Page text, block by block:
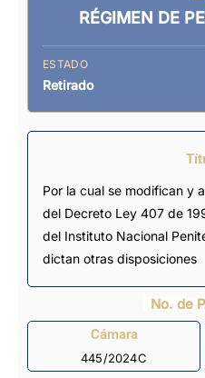
RÉGIMEN DE
ESTADO
Retirado
Por la cual se modifican y
del Decreto Ley 407 de
del Instituto Nacional
dictan otras disposiciones
No. de
Cámara
445/2024C